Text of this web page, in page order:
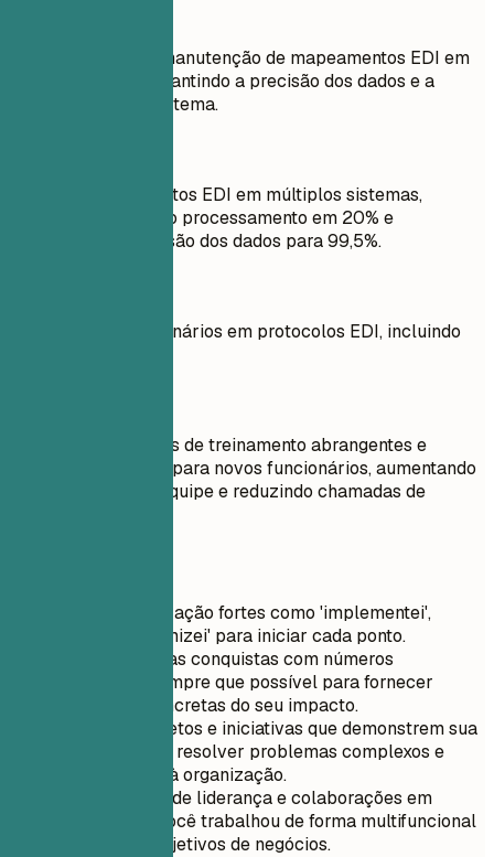
Responsável pela manutenção de mapeamentos EDI em
vários sistemas, garantindo a precisão dos dados e a
confiabilidade do sistema.
Otimizei mapeamentos EDI em múltiplos sistemas,
reduzindo atrasos no processamento em 20% e
melhorando a precisão dos dados para 99,5%.
Treinei novos funcionários em protocolos EDI, incluindo
Desenvolvi materiais de treinamento abrangentes e
conduzi workshops para novos funcionários, aumentando
a competência da equipe e reduzindo chamadas de
Use verbos de ação fortes como 'implementei',
'liderei' ou 'otimizei' para iniciar cada ponto.
Quantifique suas conquistas com números
específicos sempre que possível para fornecer
evidências concretas do seu impacto.
Destaque projetos e iniciativas que demonstrem sua
capacidade de resolver problemas complexos e
agregar valor à organização.
Exiba funções de liderança e colaborações em
equipe onde você trabalhou de forma multifuncional
para atingir objetivos de negócios.